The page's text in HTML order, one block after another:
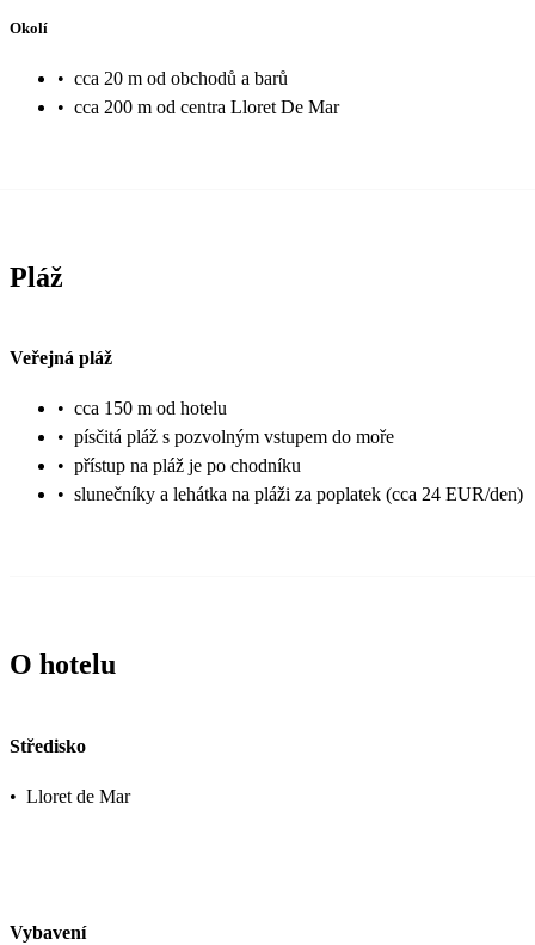
Okolí
• cca 20 m od obchodů a barů
• cca 200 m od centra Lloret De Mar
Pláž
Veřejná pláž
• cca 150 m od hotelu
• písčitá pláž s pozvolným vstupem do moře
• přístup na pláž je po chodníku
• slunečníky a lehátka na pláži za poplatek (cca 24 EUR/den)
O hotelu
Středisko
• Lloret de Mar
Vybavení